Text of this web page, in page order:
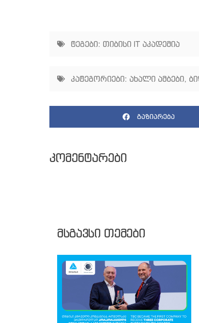
ტეგები: თიბისი IT აკადემია
კატეგორიები: ახალი ამბები,
გაზიარება
კომენტარები
მსგავსი თემები